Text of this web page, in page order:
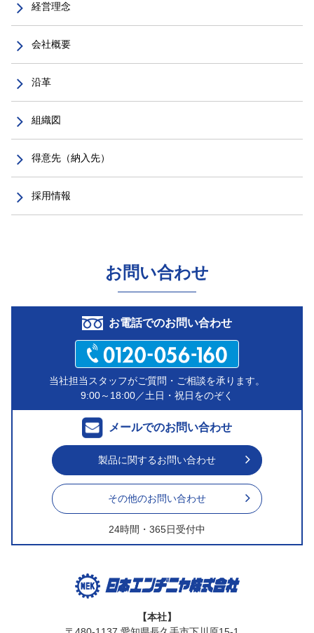
経営理念
会社概要
沿革
組織図
得意先（納入先）
採用情報
お問い合わせ
お電話でのお問い合わせ
当社担当スタッフがご質問・ご相談を承ります。
9:00～18:00／土日・祝日をのぞく
メールでのお問い合わせ
製品に関するお問い合わせ
その他のお問い合わせ
24時間・365日受付中
【本社】